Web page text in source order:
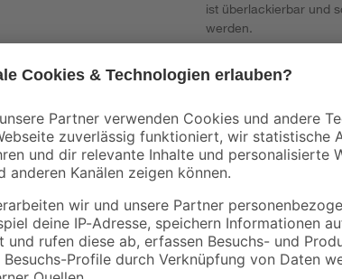
ist überlackierbar und
werden.
steht unter Druck: kann bei Erwärmung bersten.
Wirkung.
oder Kennzeichnungsetikett bereithalten. Darf
Funken, offenen Flammen sowie anderen
offene Flamme oder andere Zündquelle sprühen. Nur
und Seife waschen. Bei Unwohlsein
aufnehmen. Vor Sonnenbestrahlung schützen. Nicht